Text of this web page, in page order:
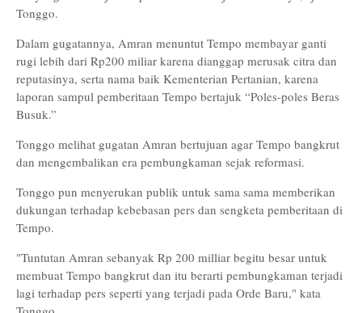
Tonggo.
Dalam gugatannya, Amran menuntut Tempo membayar ganti
rugi lebih dari Rp200 miliar karena dianggap merusak citra dan
reputasinya, serta nama baik Kementerian Pertanian, karena
laporan sampul pemberitaan Tempo bertajuk “Poles-poles Beras
Busuk.”
Tonggo melihat gugatan Amran bertujuan agar Tempo bangkrut
dan mengembalikan era pembungkaman sejak reformasi.
Tonggo pun menyerukan publik untuk sama sama memberikan
dukungan terhadap kebebasan pers dan sengketa pemberitaan di
Tempo.
"Tuntutan Amran sebanyak Rp 200 milliar begitu besar untuk
membuat Tempo bangkrut dan itu berarti pembungkaman terjadi
lagi terhadap pers seperti yang terjadi pada Orde Baru," kata